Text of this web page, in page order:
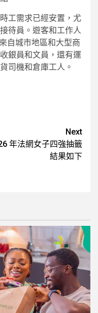
工需求已經安置，尤
待員。遊客和工作人
自城市地區和大型商
銀員和文員，還有運
司機和倉庫工人。
Next
年法網女子四強抽籤
結果如下